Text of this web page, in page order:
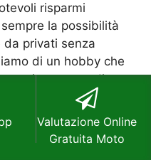
risparmi
la possibilità
da privati senza
di un hobby che
a causa di
si possono avere,
ma grazie
Milano
si ha la
Valutazione Online
Gratuita Moto